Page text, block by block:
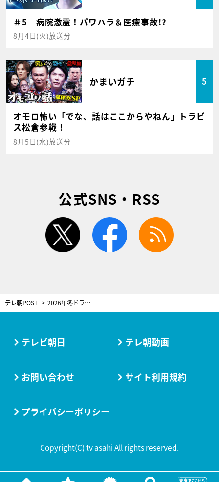
＃5 病院激震！パワハラ＆医療事故!?
8月4日(火)放送分
かまいガチ 5
オモロ怖い「でな、話はここからやねん」トラビ
ス松倉参戦！
8月5日(水)放送分
公式SNS・RSS
twitter facebook
テレ朝POST 2026年冬ドラマ特集
テレビ朝日 テレ朝動画
お問い合わせ サイト利用規約
プライバシーポリシー
Copyright(C) tv asahi All rights reserved.